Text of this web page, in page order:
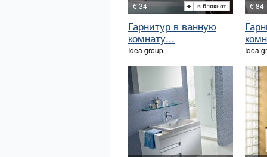
€ 34
Гарнитур в ванную
комнату...
Idea group
€ 84
Idea